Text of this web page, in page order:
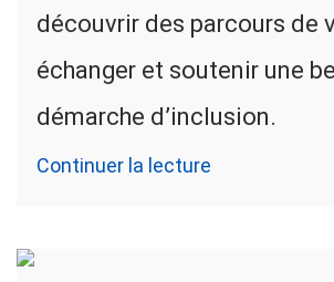
découvrir des parcours de
échanger et soutenir une
démarche d’inclusion.
Continuer la lecture